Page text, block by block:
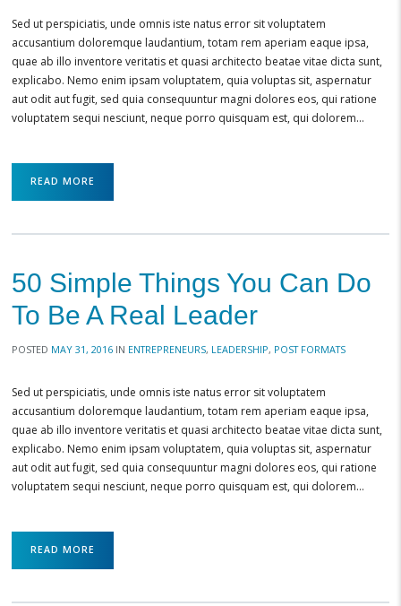
Sed ut perspiciatis, unde omnis iste natus error sit voluptatem
accusantium doloremque laudantium, totam rem aperiam eaque ipsa,
quae ab illo inventore veritatis et quasi architecto beatae vitae dicta sunt,
explicabo. Nemo enim ipsam voluptatem, quia voluptas sit, aspernatur
aut odit aut fugit, sed quia consequuntur magni dolores eos, qui ratione
voluptatem sequi nesciunt, neque porro quisquam est, qui dolorem…
READ MORE
50 Simple Things You Can Do
To Be A Real Leader
POSTED MAY 31, 2016 IN ENTREPRENEURS, LEADERSHIP, POST FORMATS
Sed ut perspiciatis, unde omnis iste natus error sit voluptatem
accusantium doloremque laudantium, totam rem aperiam eaque ipsa,
quae ab illo inventore veritatis et quasi architecto beatae vitae dicta sunt,
explicabo. Nemo enim ipsam voluptatem, quia voluptas sit, aspernatur
aut odit aut fugit, sed quia consequuntur magni dolores eos, qui ratione
voluptatem sequi nesciunt, neque porro quisquam est, qui dolorem…
READ MORE